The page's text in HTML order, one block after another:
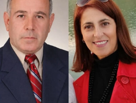
AKTÜEL
EĞİTİM
İLÇELER
OTOPARK
Son Dakika Haberleri
Haber Arşivi